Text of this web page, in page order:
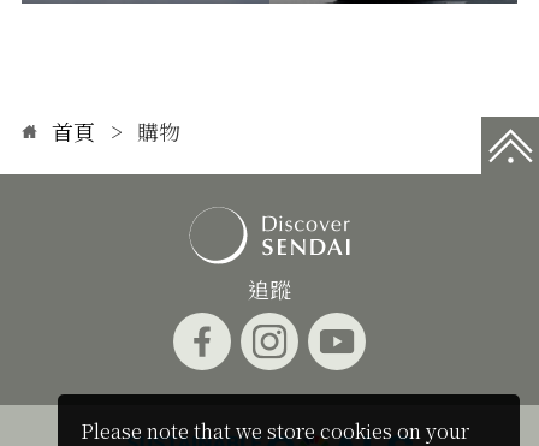
Please note that we store cookies on your
首頁 購物
追蹤